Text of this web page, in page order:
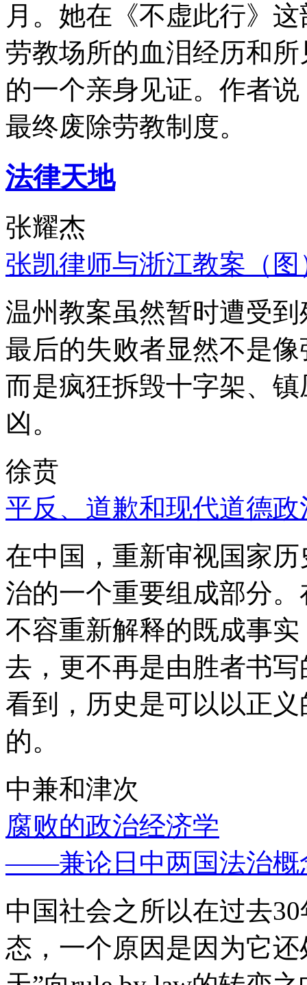
月。她在《不虚此行》
劳教场所的血泪经历和
的一个亲身见证。作者
最终废除劳教制度。
法律天地
张耀杰
张凯律师与浙江教案（图
温州教案虽然暂时遭受
最后的失败者显然不是
而是疯狂拆毁十字架、
凶。
徐贲
平反、道歉和现代道德政
在中国，重新审视国家
治的一个重要组成部分
不容重新解释的既成事
去，更不再是由胜者书
看到，历史是可以以正
的。
中兼和津次
腐败的政治经济学
——兼论日中两国法治概
中国社会之所以在过去
态，一个原因是因为它